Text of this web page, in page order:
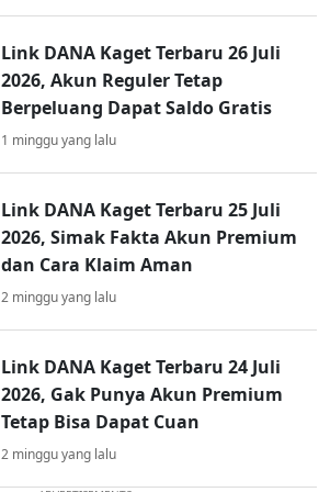
Link DANA Kaget Terbaru 26 Juli
2026, Akun Reguler Tetap
Berpeluang Dapat Saldo Gratis
1 minggu yang lalu
Link DANA Kaget Terbaru 25 Juli
2026, Simak Fakta Akun Premium
dan Cara Klaim Aman
2 minggu yang lalu
Link DANA Kaget Terbaru 24 Juli
2026, Gak Punya Akun Premium
Tetap Bisa Dapat Cuan
2 minggu yang lalu